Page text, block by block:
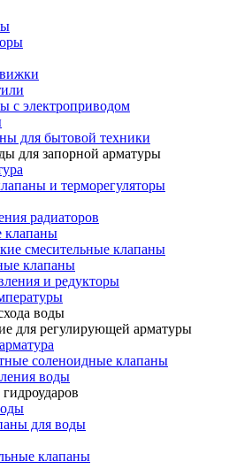
с электроприводом
для бытовой техники
для запорной арматуры
и терморегуляторы
радиаторов
клапаны
смесительные клапаны
клапаны
и редукторы
воды
для регулирующей арматуры
соленоидные клапаны
воды
для воды
клапаны